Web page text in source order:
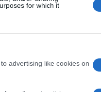
for which it
advertising like cookies on
teritorije koje
da pokret ne želi
posebno u
do direktnih